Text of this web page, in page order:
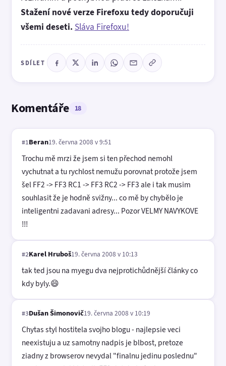
Stažení nové verze Firefoxu tedy doporučuji
všemi deseti. Sláva Firefoxu!
SDÍLET
Komentáře 18
#1Beran19. června 2008 v 9:51
Trochu mě mrzi že jsem si ten přechod nemohl
vychutnat a tu rychlost nemužu porovnat protože jsem
šel FF2 -> FF3 RC1 -> FF3 RC2 -> FF3 ale i tak musim
souhlasit že je hodně svižny... co mě by chybělo je
inteligentni zadavani adresy... Pozor VELMY NAVYKOVE
!!!
#2Karel Hruboš19. června 2008 v 10:13
tak ted jsou na myegu dva nejprotichůdnější články co
kdy byly.😄
#3Dušan Šimonovič19. června 2008 v 10:19
Chytas styl hostitela svojho blogu - najlepsie veci
neexistuju a uz samotny nadpis je blbost, pretoze
ziadny z browserov nevydal "finalnu jedinu poslednu"